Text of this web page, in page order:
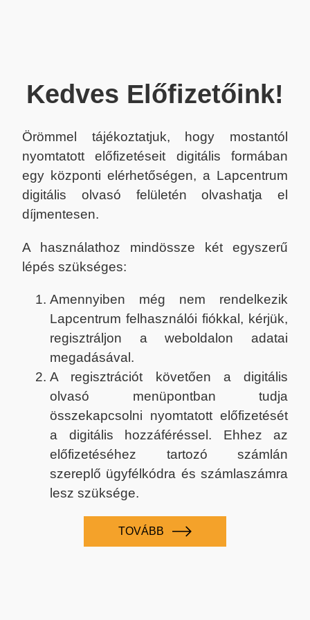
Kedves Előfizetőink!
Örömmel tájékoztatjuk, hogy mostantól
nyomtatott előfizetéseit digitális formában
egy központi elérhetőségen, a Lapcentrum
digitális olvasó felületén olvashatja el
díjmentesen.
A használathoz mindössze két egyszerű
lépés szükséges:
Amennyiben még nem rendelkezik
Lapcentrum felhasználói fiókkal, kérjük,
regisztráljon a weboldalon adatai
megadásával.
A regisztrációt követően a digitális
olvasó menüpontban tudja
összekapcsolni nyomtatott előfizetését
a digitális hozzáféréssel. Ehhez az
előfizetéséhez tartozó számlán
szereplő ügyfélkódra és számlaszámra
lesz szüksége.
TOVÁBB